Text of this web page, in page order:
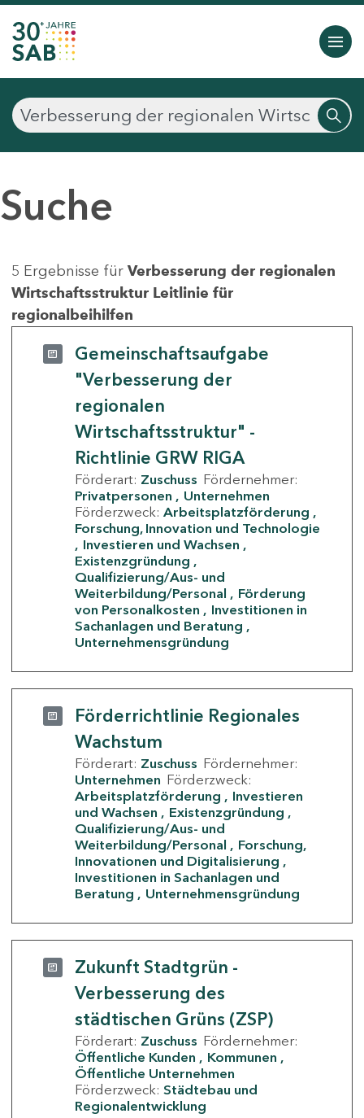
Suche
5 Ergebnisse für Verbesserung der regionalen
Wirtschaftsstruktur Leitlinie für
regionalbeihilfen
Gemeinschaftsaufgabe
"Verbesserung der
regionalen
Wirtschaftsstruktur" -
Richtlinie GRW RIGA
Förderart: Zuschuss Fördernehmer:
Privatpersonen
Unternehmen
Förderzweck: Arbeitsplatzförderung
Forschung, Innovation und Technologie
Investieren und Wachsen
Existenzgründung
Qualifizierung/Aus- und
Weiterbildung/Personal
Förderung
von Personalkosten
Investitionen in
Sachanlagen und Beratung
Unternehmensgründung
Förderrichtlinie Regionales
Wachstum
Förderart: Zuschuss Fördernehmer:
Unternehmen Förderzweck:
Arbeitsplatzförderung
Investieren
und Wachsen
Existenzgründung
Qualifizierung/Aus- und
Weiterbildung/Personal
Forschung,
Innovationen und Digitalisierung
Investitionen in Sachanlagen und
Beratung
Unternehmensgründung
Zukunft Stadtgrün -
Verbesserung des
städtischen Grüns (ZSP)
Förderart: Zuschuss Fördernehmer:
Öffentliche Kunden
Kommunen
Öffentliche Unternehmen
Förderzweck: Städtebau und
Regionalentwicklung